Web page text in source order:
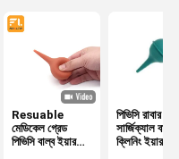
Resuable
মেডিকেল গ্রেড
পিভিসি বাল্ব ইয়ার
পিভিসি রাবার
সার্জিক্যাল বাল্ব
ক্লিনিং ইয়ার